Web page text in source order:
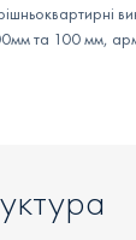
та 100 мм,